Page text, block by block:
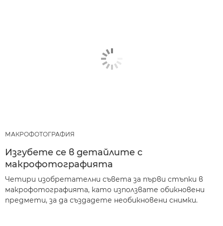
МАКРОФОТОГРАФИЯ
Изгубете се в детайлите с
макрофотографията
Четири изобретателни съвета за първи стъпки в
макрофотографията, като използвате обикновени
предмети, за да създадете необикновени снимки.